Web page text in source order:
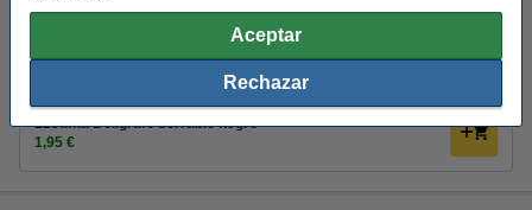
Aceptar
Rechazar
Ahorra con la marca 123tinta
123tinta Bolígrafo borrable negro
1,95 €